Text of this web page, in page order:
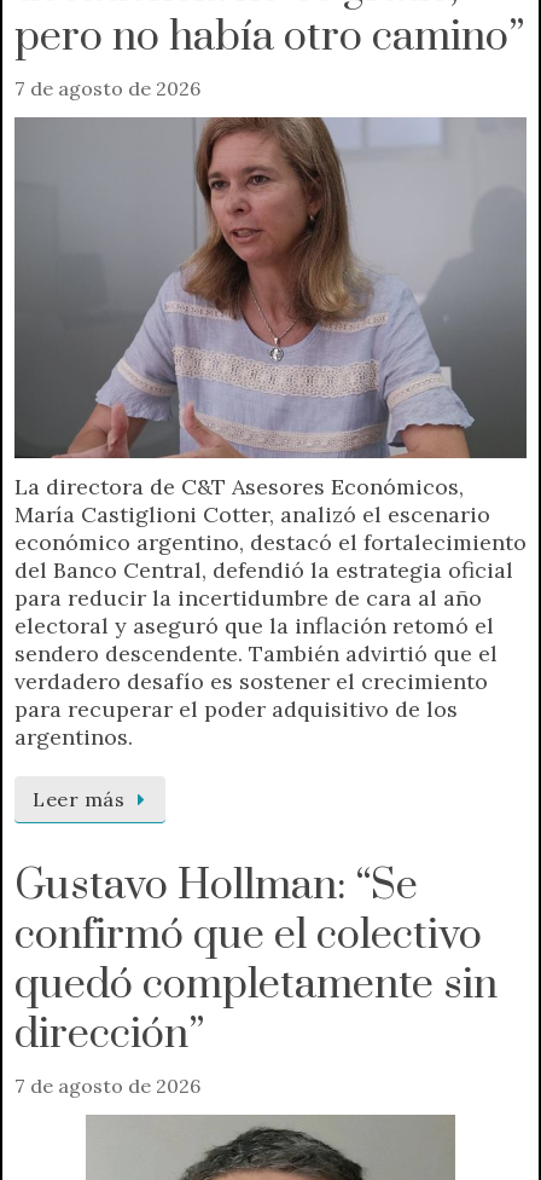
pero no había otro camino”
7 de agosto de 2026
La directora de C&T Asesores Económicos,
María Castiglioni Cotter, analizó el escenario
económico argentino, destacó el fortalecimiento
del Banco Central, defendió la estrategia oficial
para reducir la incertidumbre de cara al año
electoral y aseguró que la inflación retomó el
sendero descendente. También advirtió que el
verdadero desafío es sostener el crecimiento
para recuperar el poder adquisitivo de los
argentinos.
Leer más
Gustavo Hollman: “Se
confirmó que el colectivo
quedó completamente sin
dirección”
7 de agosto de 2026